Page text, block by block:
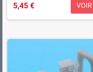
5,45 € VOIR